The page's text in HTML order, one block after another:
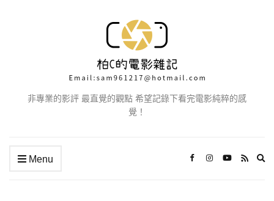
非專業的影評 最直覺的觀點 希望記錄下看完電影純粹的感
覺！
Menu